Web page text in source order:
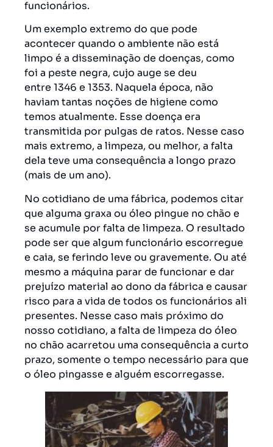
funcionários.
Um exemplo extremo do que pode
acontecer quando o ambiente não está
limpo é a disseminação de doenças, como
foi a peste negra, cujo auge se deu
entre 1346 e 1353. Naquela época, não
haviam tantas noções de higiene como
temos atualmente. Esse doença era
transmitida por pulgas de ratos. Nesse caso
mais extremo, a limpeza, ou melhor, a falta
dela teve uma consequência a longo prazo
(mais de um ano).
No cotidiano de uma fábrica, podemos citar
que alguma graxa ou óleo pingue no chão e
se acumule por falta de limpeza. O resultado
pode ser que algum funcionário escorregue
e caia, se ferindo leve ou gravemente. Ou até
mesmo a máquina parar de funcionar e dar
prejuízo material ao dono da fábrica e causar
risco para a vida de todos os funcionários ali
presentes. Nesse caso mais próximo do
nosso cotidiano, a falta de limpeza do óleo
no chão acarretou uma consequência a curto
prazo, somente o tempo necessário para que
o óleo pingasse e alguém escorregasse.